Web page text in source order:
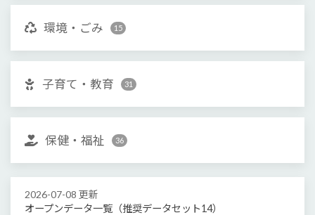
環境・ごみ 15
子育て・教育 31
保健・福祉 36
2026-07-08 更新
オープンデータ一覧（推奨データセット14）